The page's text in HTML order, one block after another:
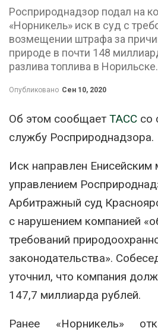
Росприроднадзор подал на
«Норникель» иск в суд с
возмещении штрафа за
природе в почти 148
разлива топлива в Норильске.
Опубликовано Сен 10, 2020
Об этом сообщает ТАСС со
службу Росприроднадзора.
Иск направлен
управлением
Арбитражный суд
с нарушением компанией
требований
законодательства».
уточнил, что компания
147,7 миллиарда рублей.
Ранее «Норникель»